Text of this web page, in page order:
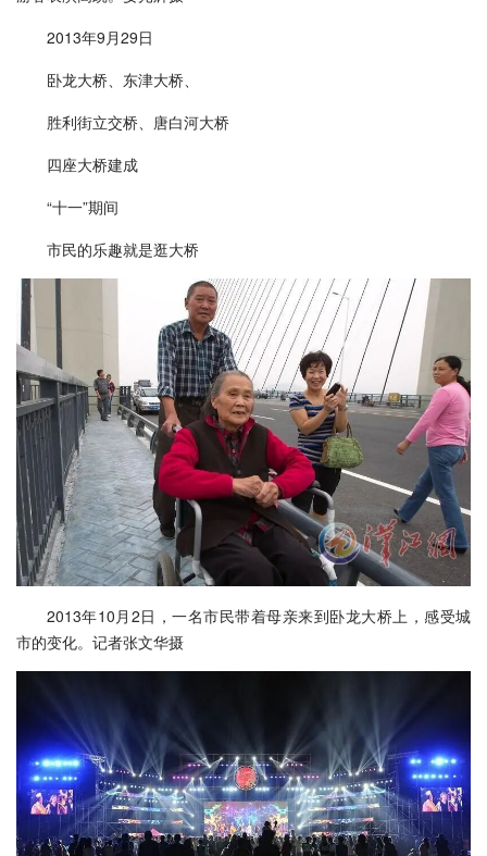
2013年9月29日
卧龙大桥、东津大桥、
胜利街立交桥、唐白河大桥
四座大桥建成
“十一”期间
市民的乐趣就是逛大桥
2013年10月2日，一名市民带着母亲来到卧龙大桥上，感受城
市的变化。记者张文华摄